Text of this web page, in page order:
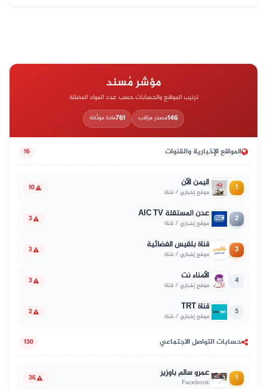
مؤشر مُسند
ترتيب المواقع والحسابات حسب عدد المواد المضللة
146مصدر مراقب 761مادة موثّقة
المواقع الإخبارية والقنوات 16
1 اليمن الآن
موقع إخباري / قناة 10
2 عدن المستقلة AIC TV
موقع إخباري / قناة 3
3 قناة بلقيس الفضائية
موقع إخباري / قناة 3
4 الأمناء نت
موقع إخباري / قناة 3
5 قناة TRT
موقع إخباري / قناة 2
حسابات التواصل الاجتماعي 130
1 عمرو سالم باوزير
Facebook
36